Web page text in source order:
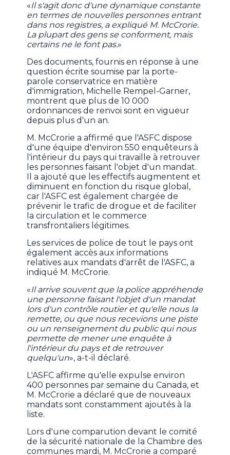
«Il s'agit donc d'une dynamique constante
en termes de nouvelles personnes entrant
dans nos registres, a expliqué M. McCrorie.
La plupart des gens se conforment, mais
certains ne le font pas.»
Des documents, fournis en réponse à une
question écrite soumise par la porte-
parole conservatrice en matière
d'immigration, Michelle Rempel-Garner,
montrent que plus de 10 000
ordonnances de renvoi sont en vigueur
depuis plus d'un an.
M. McCrorie a affirmé que l'ASFC dispose
d'une équipe d'environ 550 enquêteurs à
l'intérieur du pays qui travaille à retrouver
les personnes faisant l'objet d'un mandat.
Il a ajouté que les effectifs augmentent et
diminuent en fonction du risque global,
car l'ASFC est également chargée de
prévenir le trafic de drogue et de faciliter
la circulation et le commerce
transfrontaliers légitimes.
Les services de police de tout le pays ont
également accès aux informations
relatives aux mandats d'arrêt de l'ASFC, a
indiqué M. McCrorie.
«Il arrive souvent que la police appréhende
une personne faisant l'objet d'un mandat
lors d'un contrôle routier et qu'elle nous la
remette, ou que nous recevions une piste
ou un renseignement du public qui nous
permette de mener une enquête à
l'intérieur du pays et de retrouver
quelqu'un», a-t-il déclaré.
L'ASFC affirme qu'elle expulse environ
400 personnes par semaine du Canada, et
M. McCrorie a déclaré que de nouveaux
mandats sont constamment ajoutés à la
liste.
Lors d'une comparution devant le comité
de la sécurité nationale de la Chambre des
communes mardi, M. McCrorie a comparé